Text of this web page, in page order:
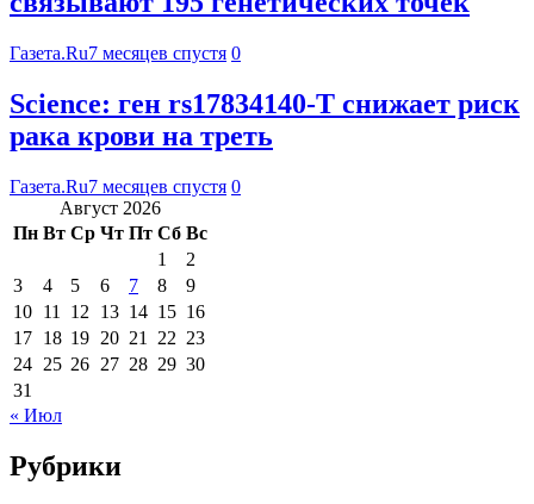
Газета.Ru7 месяцев спустя 0
Science: ген rs17834140-T снижает риск
рака крови на треть
Газета.Ru7 месяцев спустя 0
Август 2026
Пн Вт Ср Чт Пт Сб Вс
1
2
3
4 5 6 7 8
9
10 11 12 13 14 15 16
17 18 19 20 21 22 23
24 25 26 27 28 29 30
31
« Июл
Рубрики